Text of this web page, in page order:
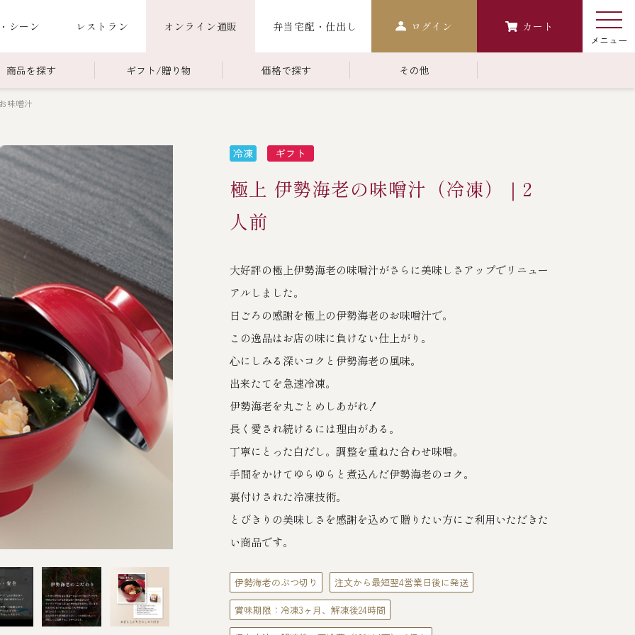
シーン レストラン オンライン通販 弁当宅配・仕出し ログイン カート
商品を探す
ごちそう重
ごちそう重 還暦重 誕生日重 お食い初め重
海鮮ＢＢＱ
お味噌汁
お弁当（冷凍）
生おせち おせち冷凍
レストラン商品
ギフト/贈り物 価格で探す
～
その他
定商品 ご利用ガイド
味噌汁
極上 伊勢海老の味噌汁（冷凍）｜2
人前
大好評の極上伊勢海老の味噌汁がさらに美味しさアップでリニュー
アルしました。
日ごろの感謝を極上の伊勢海老のお味噌汁で。
この逸品はお店の味に負けない仕上がり。
心にしみる深いコクと伊勢海老の風味。
出来たてを急速冷凍。
伊勢海老を丸ごとめしあがれ！
長く愛され続けるには理由がある。
丁寧にとった白だし。調整を重ねた合わせ味噌。
手間をかけてゆらゆらと煮込んだ伊勢海老のコク。
裏付けされた冷凍技術。
とびきりの美味しさを感謝を込めて贈りたい方にご利用いただきた
い商品です。
伊勢海老のぶつ切り 注文から最短翌4営業日後に発送
賞味期限：冷凍3ヶ月、解凍後24時間